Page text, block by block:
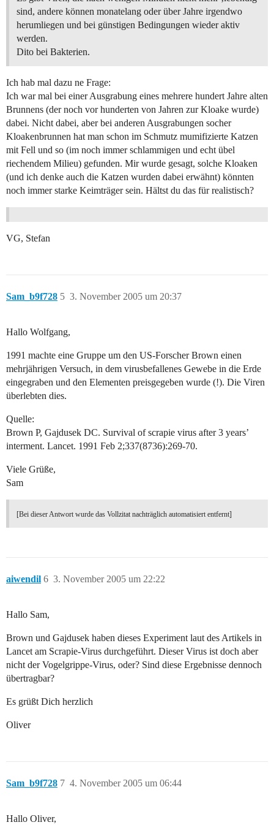
sind, andere können monatelang oder über Jahre irgendwo
herumliegen und bei günstigen Bedingungen wieder aktiv
werden.
Dito bei Bakterien.
Ich hab mal dazu ne Frage:
Ich war mal bei einer Ausgrabung eines mehrere hundert Jahre alten
Brunnens (der noch vor hunderten von Jahren zur Kloake wurde)
dabei. Nicht dabei, aber bei anderen Ausgrabungen socher
Kloakenbrunnen hat man schon im Schmutz mumifizierte Katzen
mit Fell und so (im noch immer schlammigen und echt übel
riechendem Milieu) gefunden. Mir wurde gesagt, solche Kloaken
(und ich denke auch die Katzen wurden dabei erwähnt) könnten
noch immer starke Keimträger sein. Hältst du das für realistisch?
VG, Stefan
Sam_b9f728 3. November 2005 um 20:37
5
Hallo Wolfgang,
1991 machte eine Gruppe um den US-Forscher Brown einen
mehrjährigen Versuch, in dem virusbefallenes Gewebe in die Erde
eingegraben und den Elementen preisgegeben wurde (!). Die Viren
überlebten dies.
Quelle:
Brown P, Gajdusek DC. Survival of scrapie virus after 3 years’
interment. Lancet. 1991 Feb 2;337(8736):269-70.
Viele Grüße,
Sam
[Bei dieser Antwort wurde das Vollzitat nachträglich automatisiert entfernt]
aiwendil 3. November 2005 um 22:22
6
Hallo Sam,
Brown und Gajdusek haben dieses Experiment laut des Artikels in
Lancet am Scrapie-Virus durchgeführt. Dieser Virus ist doch aber
nicht der Vogelgrippe-Virus, oder? Sind diese Ergebnisse dennoch
übertragbar?
Es grüßt Dich herzlich
Oliver
Sam_b9f728 4. November 2005 um 06:44
7
Hallo Oliver,